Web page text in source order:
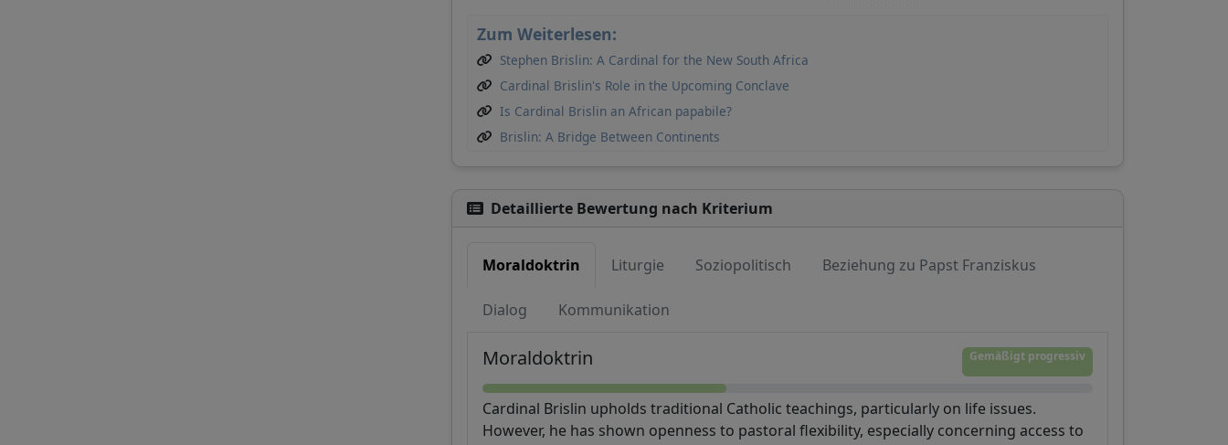
Zum Weiterlesen:
Stephen Brislin: A Cardinal for the New South Africa
Cardinal Brislin's Role in the Upcoming Conclave
Is Cardinal Brislin an African papabile?
Brislin: A Bridge Between Continents
Detaillierte Bewertung nach Kriterium
Moraldoktrin Liturgie Soziopolitisch Beziehung zu Papst Franziskus
Dialog Kommunikation
Moraldoktrin Gemäßigt progressiv
Cardinal Brislin upholds traditional Catholic teachings, particularly on life issues.
However, he has shown openness to pastoral flexibility, especially concerning access to